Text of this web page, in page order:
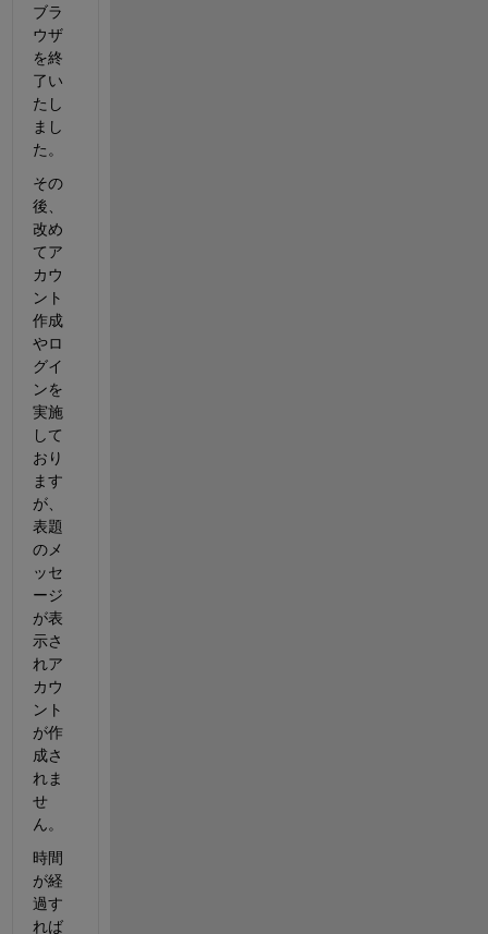
ブラ
ウザ
を終
了い
たし
まし
た。
その
後、
改め
てア
カウ
ント
作成
やロ
グイ
ンを
実施
して
おり
ます
が、
表題
のメ
ッセ
ージ
が表
示さ
れア
カウ
ント
が作
成さ
れま
せ
ん。
時間
が経
過す
れば